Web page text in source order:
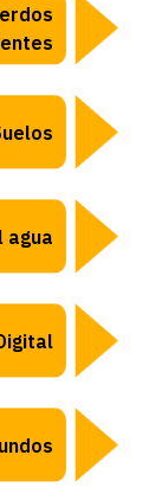
agua